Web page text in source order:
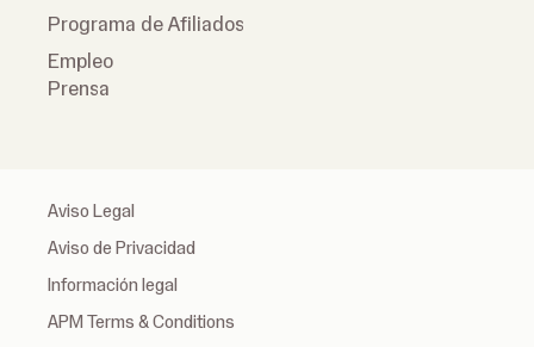
Programa de Afiliados
Empleo
Prensa
Aviso Legal
Aviso de Privacidad
Información legal
APM Terms & Conditions